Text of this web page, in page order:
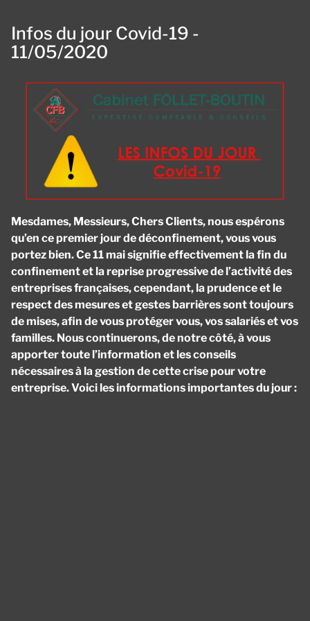
Infos du jour Covid-19 -
11/05/2020
Mesdames, Messieurs, Chers Clients, nous espérons
qu’en ce premier jour de déconfinement, vous vous
portez bien. Ce 11 mai signifie effectivement la fin du
confinement et la reprise progressive de l’activité des
entreprises françaises, cependant, la prudence et le
respect des mesures et gestes barrières sont toujours
de mises, afin de vous protéger vous, vos salariés et vos
familles. Nous continuerons, de notre côté, à vous
apporter toute l’information et les conseils
nécessaires à la gestion de cette crise pour votre
entreprise. Voici les informations importantes du jour :